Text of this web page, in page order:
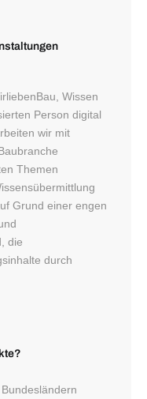
Wissen
Person digital
wir mit
Themen
Grund einer engen
die
durch